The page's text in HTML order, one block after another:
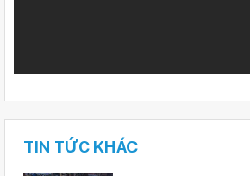
TIN TỨC KHÁC